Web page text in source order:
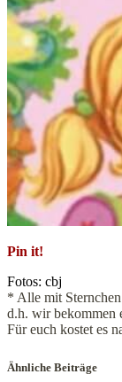
Pin it!
Fotos: cbj
* Alle mit
d.h. wir bekommen
Für euch kostet es
Ähnliche Beiträge